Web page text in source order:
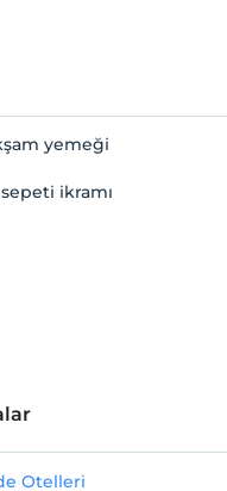
yemeği
ikramı
Otelleri